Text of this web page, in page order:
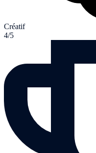
Créatif
4/5